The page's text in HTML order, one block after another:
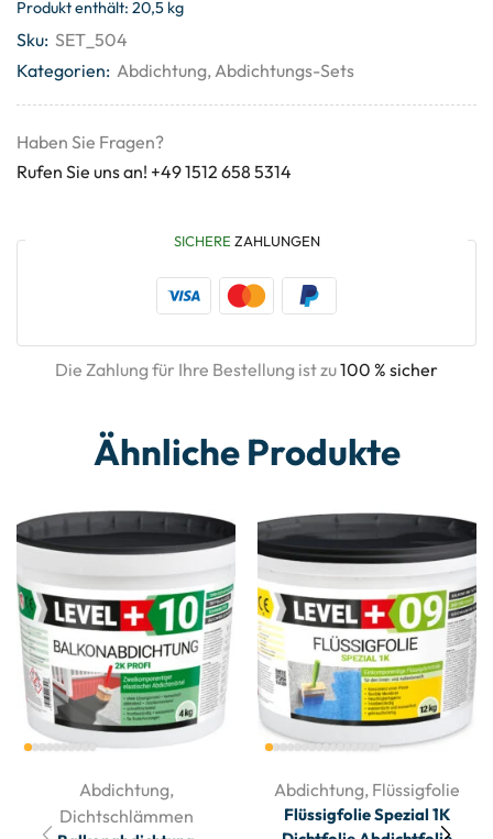
Produkt enthält: 20,5 kg
Sku: SET_504
Kategorien: Abdichtung,Abdichtungs-Sets
Haben Sie Fragen?
Rufen Sie uns an! +49 1512 658 5314
SICHERE ZAHLUNGEN
Die Zahlung für Ihre Bestellung ist zu100 % sicher
Ähnliche Produkte
Abdichtung,
Dichtschlämmen
Abdichtung, Flüssigfolie
Flüssigfolie Spezial 1K